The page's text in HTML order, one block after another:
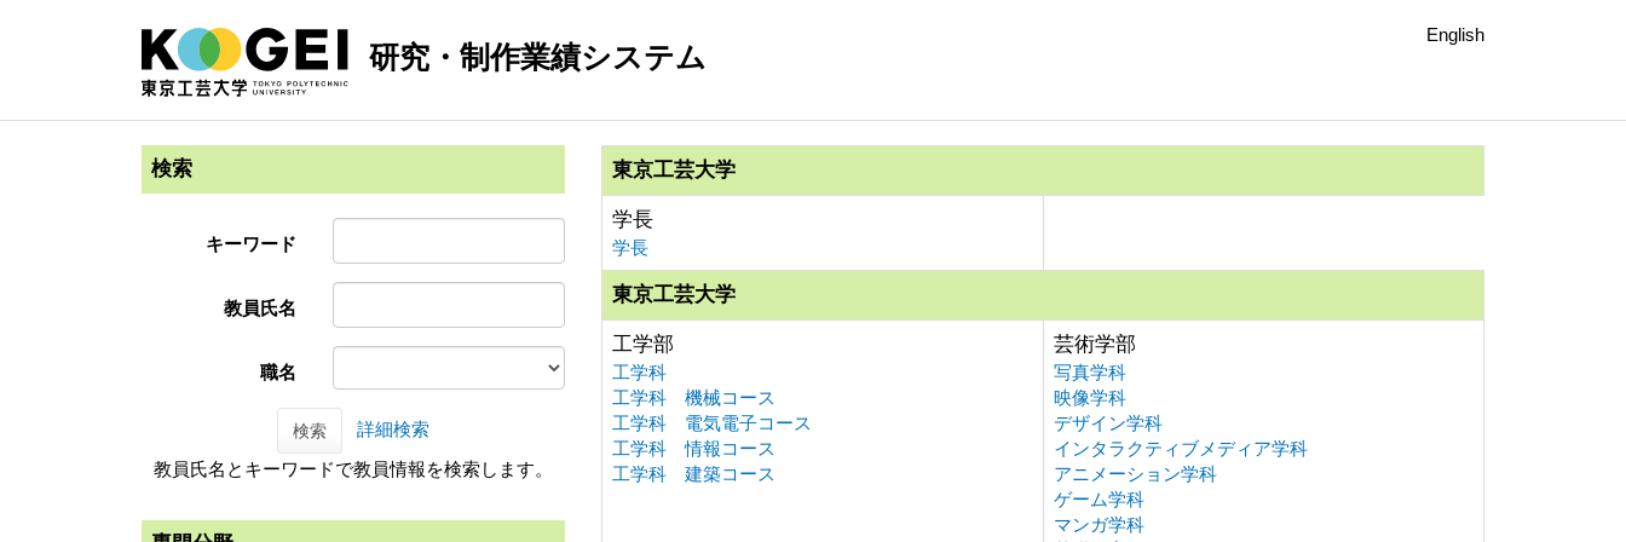
研究・制作業績システム
English
検索
キーワード
教員氏名
職名
検索
詳細検索
教員氏名とキーワードで教員情報を検索します。
東京工芸大学
学長
学長
東京工芸大学
工学部
工学科
工学科 機械コース
工学科 電気電子コース
工学科 情報コース
工学科 建築コース
芸術学部
写真学科
映像学科
デザイン学科
インタラクティブメディア学科
アニメーション学科
ゲーム学科
マンガ学科